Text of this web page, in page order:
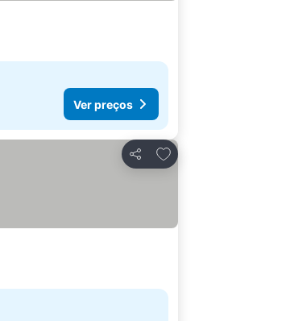
Ver preços
Partilhar
Adicionar aos favoritos